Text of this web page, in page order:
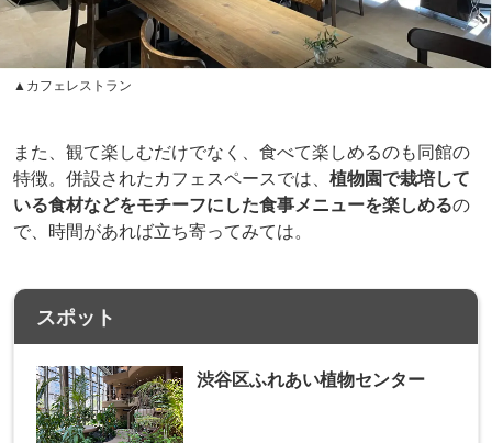
▲カフェレストラン
また、観て楽しむだけでなく、食べて楽しめるのも同館の
特徴。併設されたカフェスペースでは、 植物園で栽培して
いる食材などをモチーフにした食事メニューを楽しめるの
で、時間があれば立ち寄ってみては。
スポット
渋谷区ふれあい植物センター